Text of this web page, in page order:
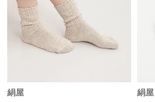
絹屋
絹屋